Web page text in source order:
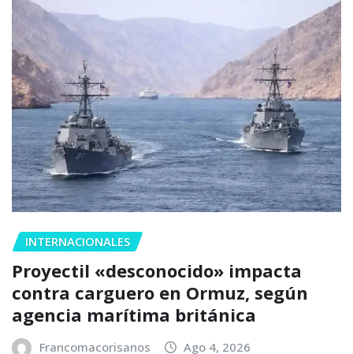
INTERNACIONALES
Proyectil «desconocido» impacta
contra carguero en Ormuz, según
agencia marítima británica
Francomacorisanos Ago 4, 2026